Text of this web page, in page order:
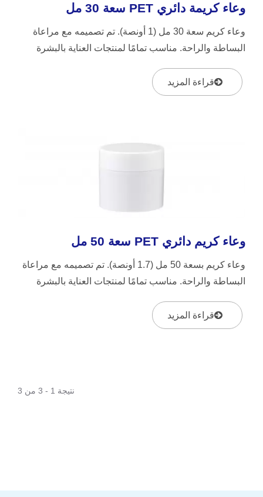
وعاء كريمة دائري PET سعة 30 مل
وعاء كريم سعة 30 مل (1 أونصة). تم تصميمه مع مراعاة
البساطة والراحة. مناسب تمامًا لمنتجات العناية بالبشرة
قراءة المزيد
وعاء كريم دائري PET سعة 50 مل
وعاء كريم بسعة 50 مل (1.7 أونصة). تم تصميمه مع مراعاة
البساطة والراحة. مناسب تمامًا لمنتجات العناية بالبشرة
قراءة المزيد
نتيجة 1 - 3 من 3